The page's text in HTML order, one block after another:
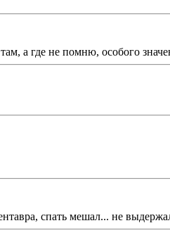
а где не помню, особого
спать мешал... не